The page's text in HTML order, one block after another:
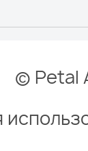
© Petal